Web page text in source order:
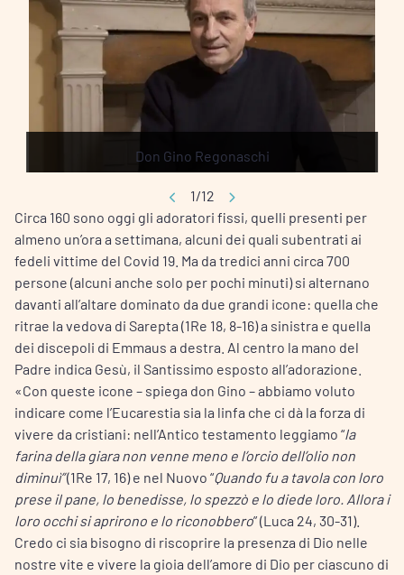
Don Gino Regonaschi
1/12
Circa 160 sono oggi gli adoratori fissi, quelli presenti per
almeno un’ora a settimana, alcuni dei quali subentrati ai
fedeli vittime del Covid 19. Ma da tredici anni circa 700
persone (alcuni anche solo per pochi minuti) si alternano
davanti all’altare dominato da due grandi icone: quella che
ritrae la vedova di Sarepta (1Re 18, 8-16) a sinistra e quella
dei discepoli di Emmaus a destra. Al centro la mano del
Padre indica Gesù, il Santissimo esposto all’adorazione.
«Con queste icone – spiega don Gino – abbiamo voluto
indicare come l’Eucarestia sia la linfa che ci dà la forza di
vivere da cristiani: nell’Antico testamento leggiamo “la
farina della giara non venne meno e l’orcio dell’olio non
diminuì”(1Re 17, 16) e nel Nuovo “Quando fu a tavola con loro
prese il pane, lo benedisse, lo spezzò e lo diede loro. Allora i
loro occhi si aprirono e lo riconobbero” (Luca 24, 30-31).
Credo ci sia bisogno di riscoprire la presenza di Dio nelle
nostre vite e vivere la gioia dell’amore di Dio per ciascuno di